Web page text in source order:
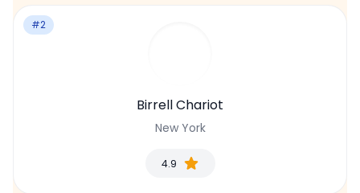
#2
Birrell Chariot
New York
4.9